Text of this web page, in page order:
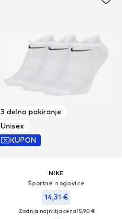
3 delno pakiranje
Unisex
KUPON
NIKE
Športne nogavice
14,31 €
Zadnja najnižja cena15,90 €